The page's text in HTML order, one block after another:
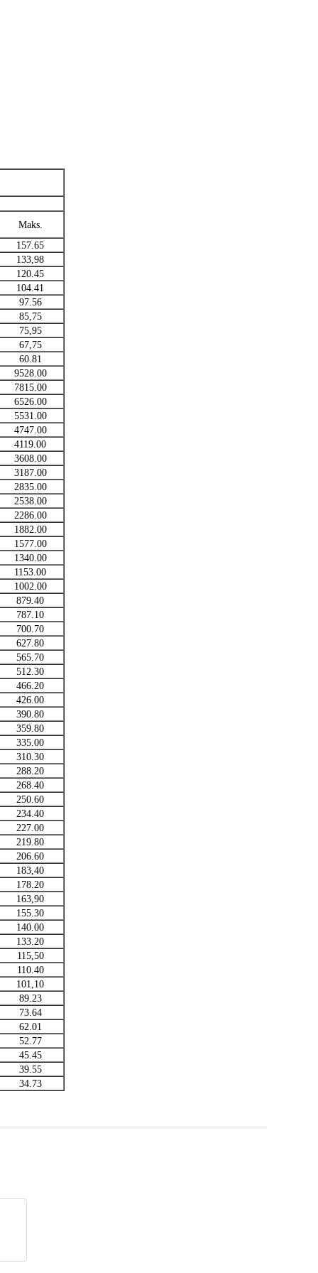
Maks.
157.65
133,98
120.45
104.41
97.56
85,75
75,95
67,75
60.81
9528.00
7815.00
6526.00
5531.00
4747.00
4119.00
3608.00
3187.00
2835.00
2538.00
2286.00
1882.00
1577.00
1340.00
1153.00
1002.00
879.40
787.10
700.70
627.80
565.70
512.30
466.20
426.00
390.80
359.80
335.00
310.30
288.20
268.40
250.60
234.40
227.00
219.80
206.60
183,40
178.20
163,90
155.30
140.00
133.20
115,50
110.40
101,10
89.23
73.64
62.01
52.77
45.45
39.55
34.73